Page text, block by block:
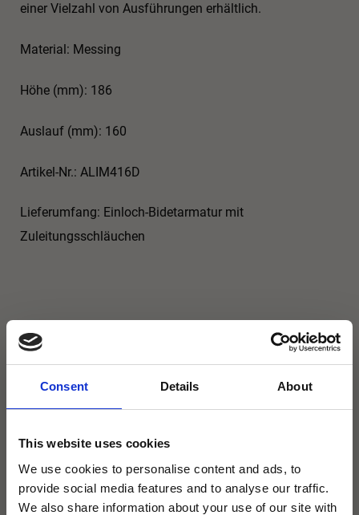
Consent Details About
This website uses cookies
We use cookies to personalise content and ads, to
provide social media features and to analyse our traffic.
We also share information about your use of our site with
einer Vielzahl von Ausführungen erhältlich.
Material: Messing
Höhe (mm): 186
Auslauf (mm): 160
Artikel-Nr.: ALIM416D
Lieferumfang: Einloch-Bidetarmatur mit
Zuleitungsschläuchen
Produktsicherheit
Abmessung